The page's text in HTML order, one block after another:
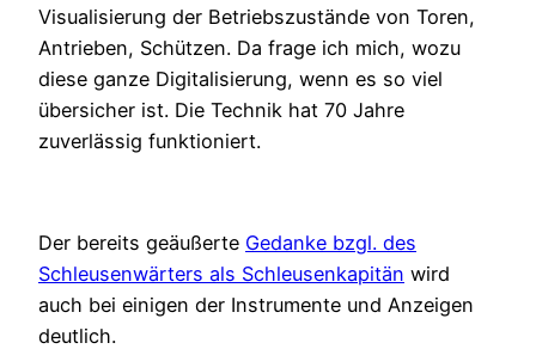
Visualisierung der Betriebszustände von Toren,
Antrieben, Schützen. Da frage ich mich, wozu
diese ganze Digitalisierung, wenn es so viel
übersicher ist. Die Technik hat 70 Jahre
zuverlässig funktioniert.
Der bereits geäußerte Gedanke bzgl. des
Schleusenwärters als Schleusenkapitän wird
auch bei einigen der Instrumente und Anzeigen
deutlich.